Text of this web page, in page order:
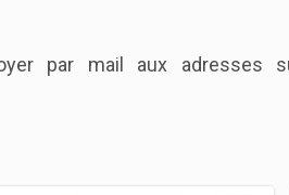
par mail aux adresses